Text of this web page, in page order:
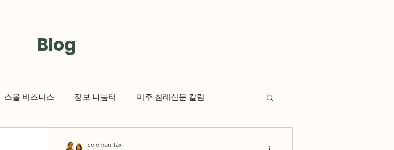
Blog
스몰 비즈니스 정보 나눔터 미주 침례신문 칼럼
Solomon Tax